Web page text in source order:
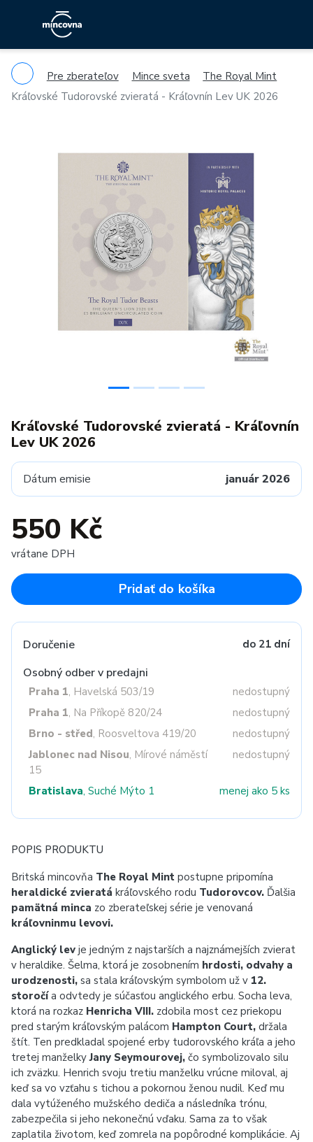
Pre zberateľov Mince sveta
The Royal Mint
Kráľovské Tudorovské zvieratá - Kráľovnín Lev UK 2026
Kráľovské Tudorovské zvieratá - Kráľovnín
Lev UK 2026
Dátum emisie január 2026
550 Kč
vrátane DPH
Pridať do košíka
Doručenie do 21 dní
Osobný odber v predajni
Praha 1, Havelská 503/19
nedostupný
Praha 1, Na Příkopě 820/24
nedostupný
Brno - střed, Roosveltova 419/20
nedostupný
Jablonec nad Nisou, Mírové náměstí
15
nedostupný
Bratislava, Suché Mýto 1 menej ako 5 ks
POPIS PRODUKTU
Britská mincovňa The Royal Mint postupne pripomína
heraldické zvieratá kráľovského rodu Tudorovcov. Ďalšia
pamätná minca zo zberateľskej série je venovaná
kráľovninmu levovi.
Anglický lev je jedným z najstarších a najznámejších zvierat
v heraldike. Šelma, ktorá je zosobnením hrdosti, odvahy a
urodzenosti, sa stala kráľovským symbolom už v 12.
storočía odvtedy je súčasťou anglického erbu. Socha leva,
ktorá na rozkaz Henricha VIII. zdobila most cez priekopu
pred starým kráľovským palácom Hampton Court, držala
štít. Ten predkladal spojené erby tudorovského kráľa a jeho
tretej manželkyJany Seymourovej, čo symbolizovalo silu
ich zväzku. Henrich svoju tretiu manželku vrúcne miloval, aj
keď sa vo vzťahu s tichou a pokornou ženou nudil. Keď mu
dala vytúženého mužského dediča a následníka trónu,
zabezpečila si jeho nekonečnú vďaku. Sama za to však
zaplatila životom, keď zomrela na popôrodné komplikácie. Aj